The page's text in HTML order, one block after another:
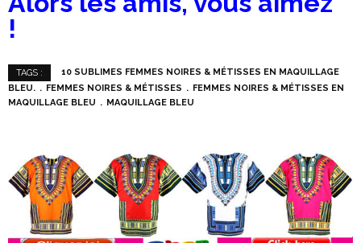
!
TAGS :
10 SUBLIMES FEMMES NOIRES & MÉTISSES EN MAQUILLAGE
BLEU.
FEMMES NOIRES & MÉTISSES
FEMMES NOIRES & MÉTISSES EN
MAQUILLAGE BLEU
MAQUILLAGE BLEU